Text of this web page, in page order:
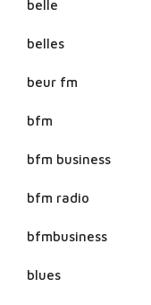
belle
belles
beur fm
bfm
bfm business
bfm radio
bfmbusiness
blues